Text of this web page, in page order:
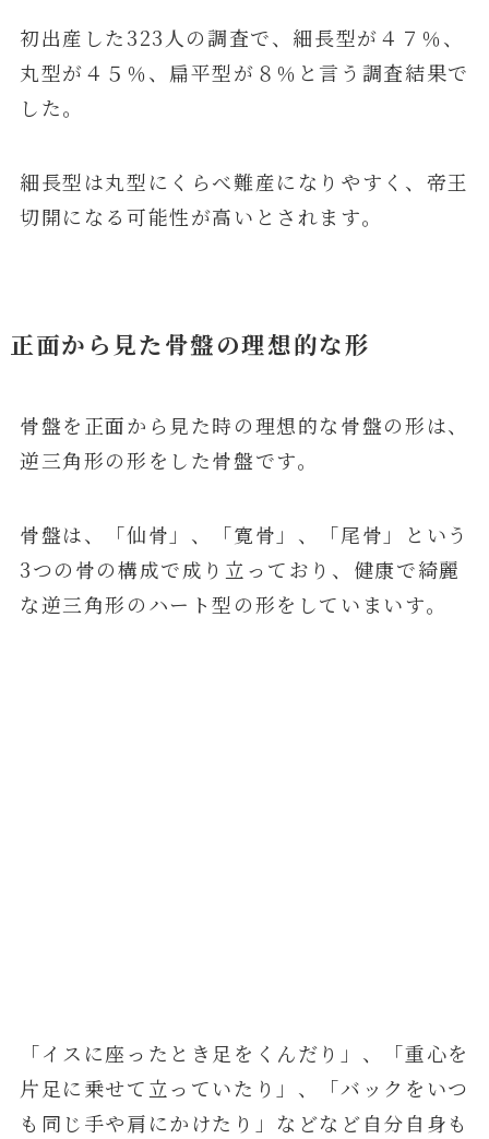
初出産した323人の調査で、細長型が４７％、
丸型が４５％、扁平型が８％と言う調査結果で
した。
細長型は丸型にくらべ難産になりやすく、帝王
切開になる可能性が高いとされます。
正面から見た骨盤の理想的な形
骨盤を正面から見た時の理想的な骨盤の形は、
逆三角形の形をした骨盤です。
骨盤は、「仙骨」、「寛骨」、「尾骨」という
3つの骨の構成で成り立っており、健康で綺麗
な逆三角形のハート型の形をしていまいす。
「イスに座ったとき足をくんだり」、「重心を
片足に乗せて立っていたり」、「バックをいつ
も同じ手や肩にかけたり」などなど自分自身も